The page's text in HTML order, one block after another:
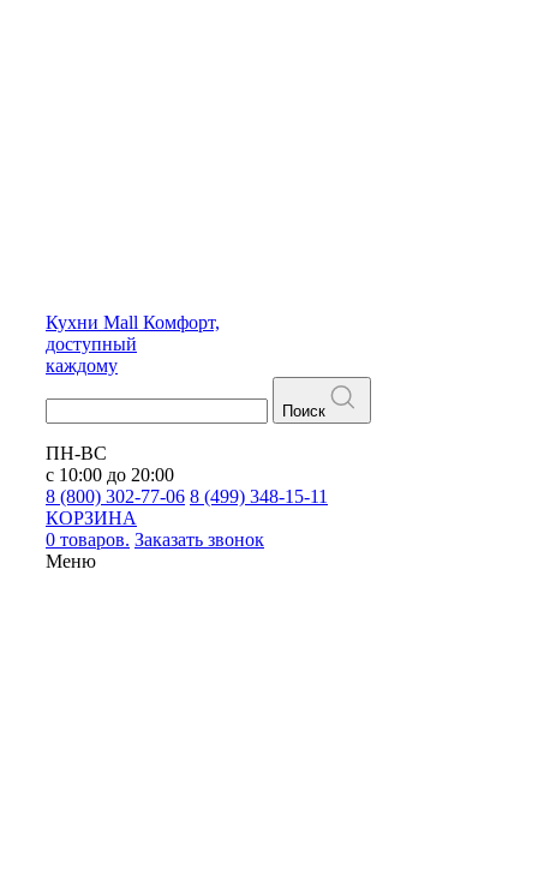
Кухни Mall Комфорт,
доступный
каждому
Поиск
ПН-ВС
с 10:00 до 20:00
8 (800) 302-77-06 8 (499) 348-15-11
КОРЗИНА
0 товаров. Заказать звонок
Меню